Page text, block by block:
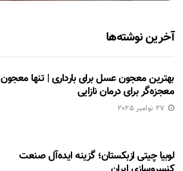
آخرین نوشته‌ها
بهترین معجون عسل برای بارداری | تنها معجون
معجزه‌گر برای درمان نازایی
27 نوامبر 2025
لوبیا چیتی ازبکستان؛ گزینه ایده‌آل صنعت